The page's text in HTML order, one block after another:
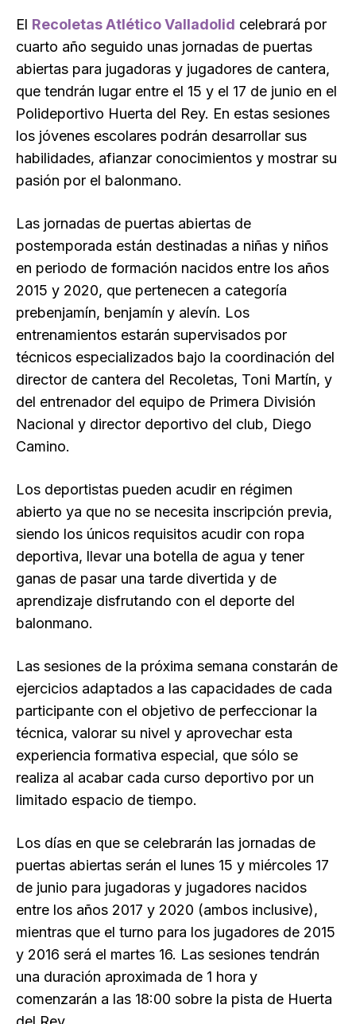
El Recoletas Atlético Valladolid celebrará por
cuarto año seguido unas jornadas de puertas
abiertas para jugadoras y jugadores de cantera,
que tendrán lugar entre el 15 y el 17 de junio en el
Polideportivo Huerta del Rey. En estas sesiones
los jóvenes escolares podrán desarrollar sus
habilidades, afianzar conocimientos y mostrar su
pasión por el balonmano.
Las jornadas de puertas abiertas de
postemporada están destinadas a niñas y niños
en periodo de formación nacidos entre los años
2015 y 2020, que pertenecen a categoría
prebenjamín, benjamín y alevín. Los
entrenamientos estarán supervisados por
técnicos especializados bajo la coordinación del
director de cantera del Recoletas, Toni Martín, y
del entrenador del equipo de Primera División
Nacional y director deportivo del club, Diego
Camino.
Los deportistas pueden acudir en régimen
abierto ya que no se necesita inscripción previa,
siendo los únicos requisitos acudir con ropa
deportiva, llevar una botella de agua y tener
ganas de pasar una tarde divertida y de
aprendizaje disfrutando con el deporte del
balonmano.
Las sesiones de la próxima semana constarán de
ejercicios adaptados a las capacidades de cada
participante con el objetivo de perfeccionar la
técnica, valorar su nivel y aprovechar esta
experiencia formativa especial, que sólo se
realiza al acabar cada curso deportivo por un
limitado espacio de tiempo.
Los días en que se celebrarán las jornadas de
puertas abiertas serán el lunes 15 y miércoles 17
de junio para jugadoras y jugadores nacidos
entre los años 2017 y 2020 (ambos inclusive),
mientras que el turno para los jugadores de 2015
y 2016 será el martes 16. Las sesiones tendrán
una duración aproximada de 1 hora y
comenzarán a las 18:00 sobre la pista de Huerta